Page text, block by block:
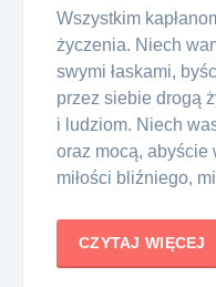
Wszystkim
życzenia. Niech
swymi łaskami,
przez siebie drogą
i ludziom. Niech
oraz mocą, abyście
miłości bliźniego,
CZYTAJ WIĘCEJ